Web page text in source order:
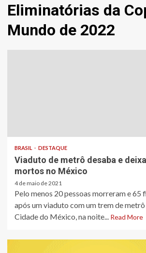
Eliminatórias da
Mundo de 2022
BRASIL DESTAQUE
Viaduto de metrô desaba e
mortos no México
4 de maio de 2021
Pelo menos 20 pessoas morreram e 65
após um viaduto com um trem de
Cidade do México, na noite...
Read More